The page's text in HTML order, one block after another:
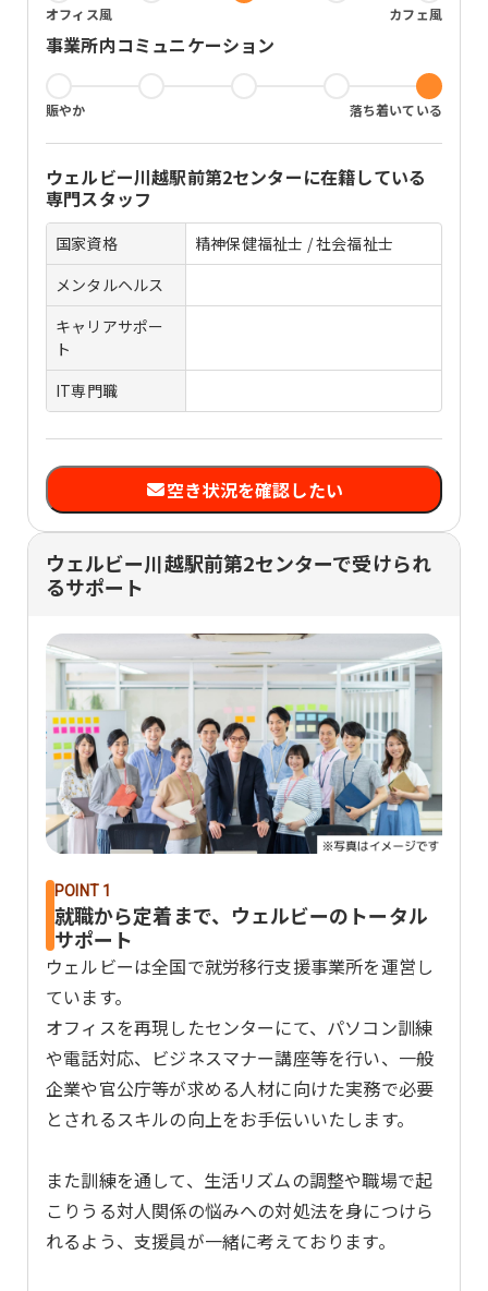
オフィス風 カフェ風
事業所内コミュニケーション
賑やか 落ち着いている
ウェルビー川越駅前第2センターに在籍している
専門スタッフ
国家資格
精神保健福祉士 / 社会福祉士
メンタルヘルス
キャリアサポー
ト
IT専門職
空き状況を確認したい
ウェルビー川越駅前第2センターで受けられ
るサポート
POINT 1
就職から定着まで、ウェルビーのトータル
サポート
ウェルビーは全国で就労移行支援事業所を運営し
ています。
オフィスを再現したセンターにて、パソコン訓練
や電話対応、ビジネスマナー講座等を行い、一般
企業や官公庁等が求める人材に向けた実務で必要
とされるスキルの向上をお手伝いいたします。
また訓練を通して、生活リズムの調整や職場で起
こりうる対人関係の悩みへの対処法を身につけら
れるよう、支援員が一緒に考えております。